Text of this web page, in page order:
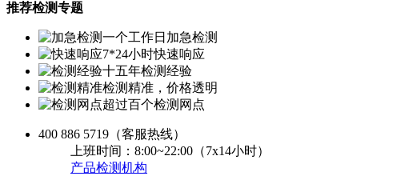
推荐检测专题
一个工作日加急检测
7*24小时快速响应
十五年检测经验
检测精准，价格透明
超过百个检测网点
400 886 5719 （客服热线）
上班时间：8:00~22:00（7x14小时）
产品检测机构